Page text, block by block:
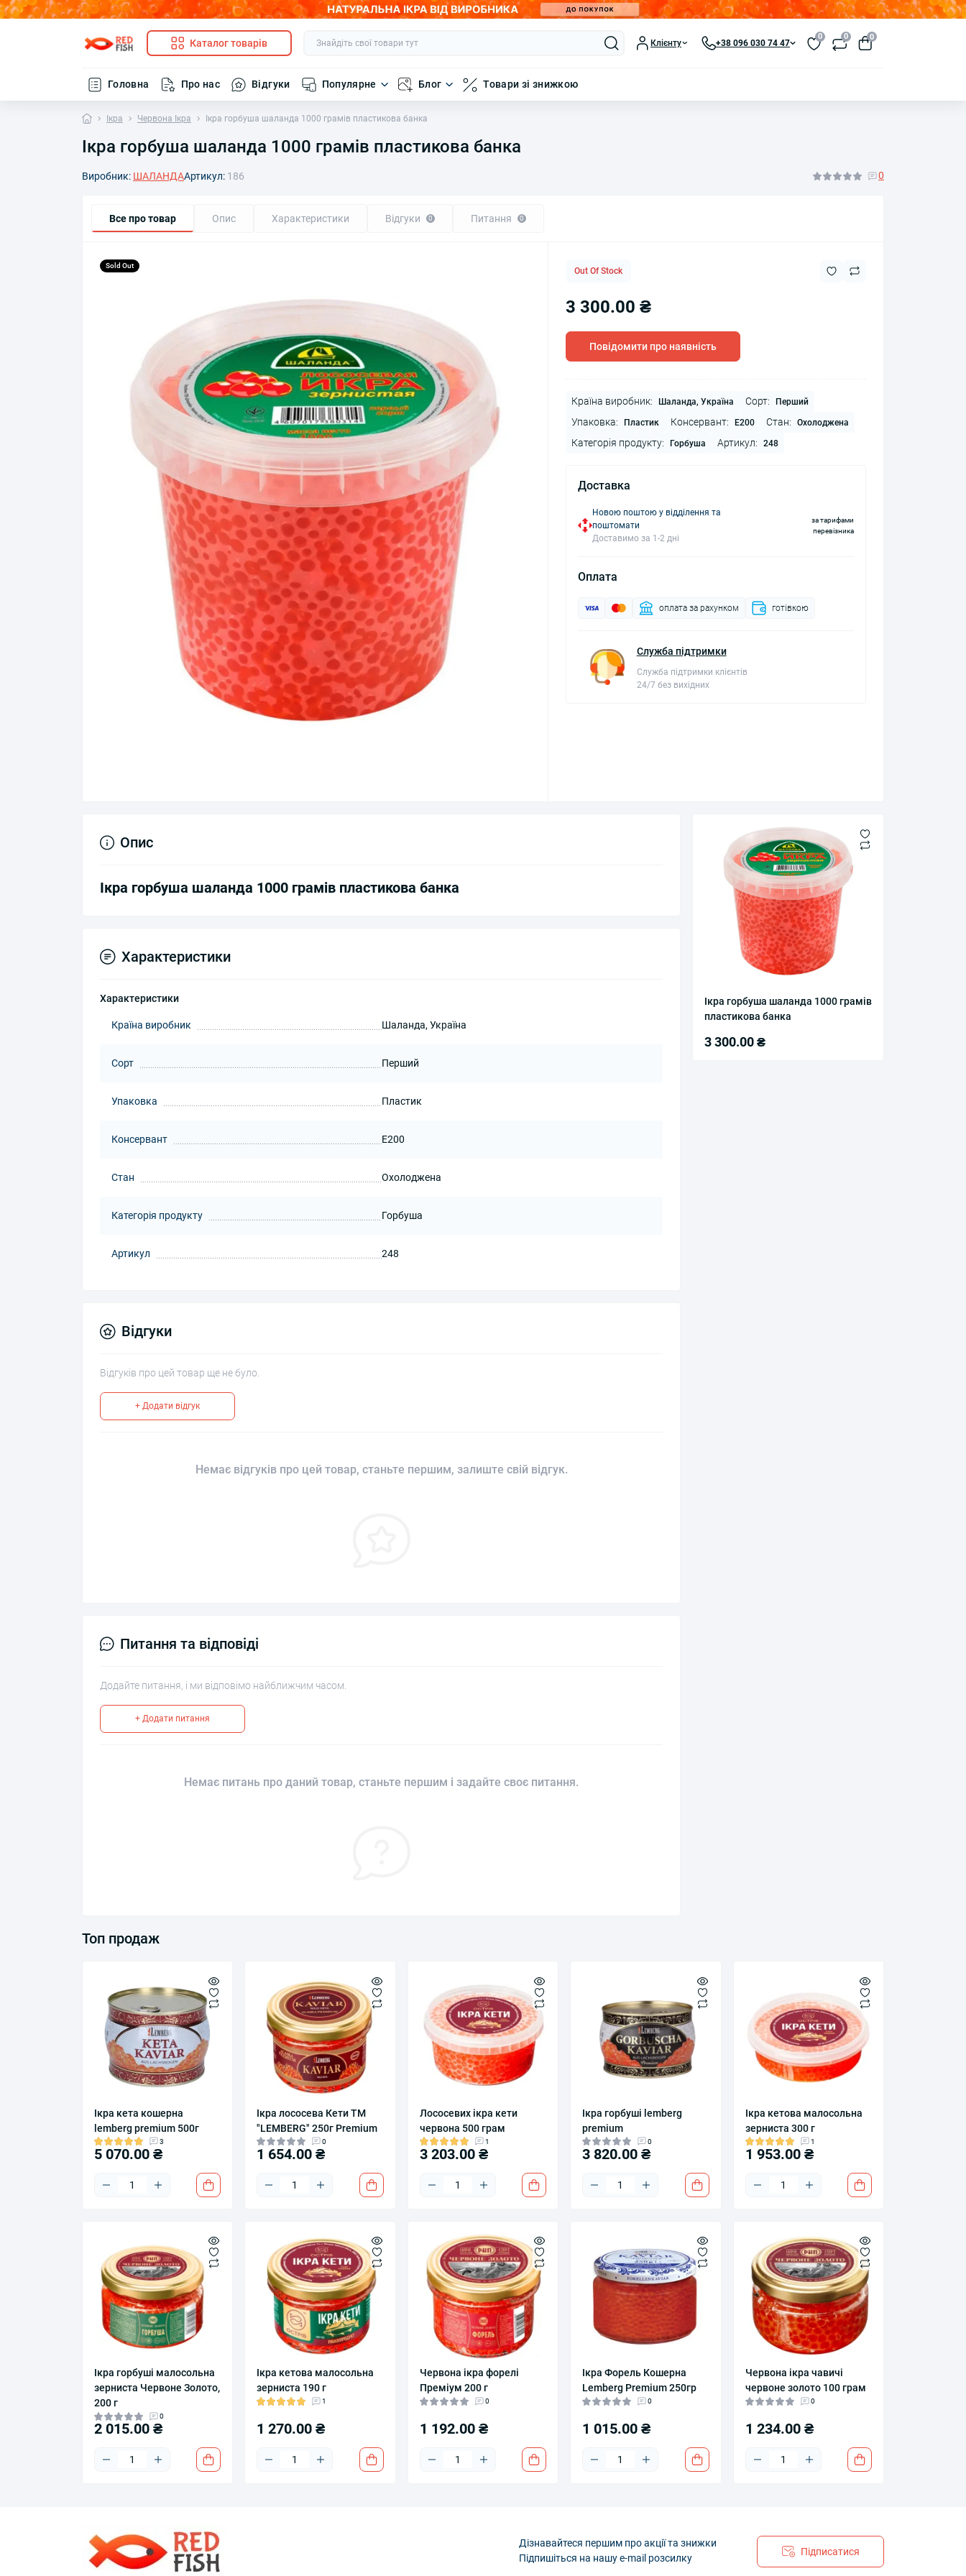
Каталог товарів Клієнту +38 096 030 74 47
0 0 0
Головна Про нас Відгуки Популярне Блог Товари зі знижкою
Ікра Червона Ікра Ікра горбуша шаланда 1000 грамів пластикова банка
Ікра горбуша шаланда 1000 грамів пластикова банка
Виробник: ШАЛАНДААртикул: 186 0
Все про товар Опис Характеристики Відгуки 0 Питання 0
Sold Out
Out Of Stock
3 300.00 ₴
Повідомити про наявність
Країна виробник: Шаланда, Україна Сорт: Перший
Упаковка: Пластик Консервант: Е200 Стан: Охолоджена
Категорія продукту: Горбуша Артикул: 248
Доставка
Новою поштою у відділення та
поштомати
Доставимо за 1-2 дні
за тарифами
перевізника
Оплата
оплата за рахунком готівкою
Служба підтримки
Служба підтримки клієнтів
24/7 без вихідних
Ікра горбуша шаланда 1000 грамів
пластикова банка
3 300.00 ₴
Опис
Ікра горбуша шаланда 1000 грамів пластикова банка
Характеристики
Характеристики
Країна виробник Шаланда, Україна
Сорт Перший
Упаковка Пластик
Консервант Е200
Стан Охолоджена
Категорія продукту Горбуша
Артикул 248
Відгуки
Відгуків про цей товар ще не було.
+ Додати відгук
Немає відгуків про цей товар, станьте першим, залиште свій відгук.
Питання та відповіді
Додайте питання, і ми відповімо найближчим часом.
+ Додати питання
Немає питань про даний товар, станьте першим і задайте своє питання.
Топ продаж
Ікра кета кошерна
lemberg premium 500г
3
5 070.00 ₴
Ікра лососева Кети ТМ
"LEMBERG" 250г Premium
0
1 654.00 ₴
Лососевих ікра кети
червона 500 грам
1
3 203.00 ₴
Ікра горбуші lemberg
premium
0
3 820.00 ₴
Ікра кетова малосольна
зерниста 300 г
1
1 953.00 ₴
Ікра горбуші малосольна
зерниста Червоне Золото,
200 г
0
2 015.00 ₴
Ікра кетова малосольна
зерниста 190 г
1
1 270.00 ₴
Червона ікра форелі
Преміум 200 г
0
1 192.00 ₴
Ікра Форель Кошерна
Lemberg Premium 250гр
0
1 015.00 ₴
Червона ікра чавичі
червоне золото 100 грам
0
1 234.00 ₴
Дізнавайтеся першим про акції та знижки
Підпишіться на нашу e-mail розсилку
Підписатися